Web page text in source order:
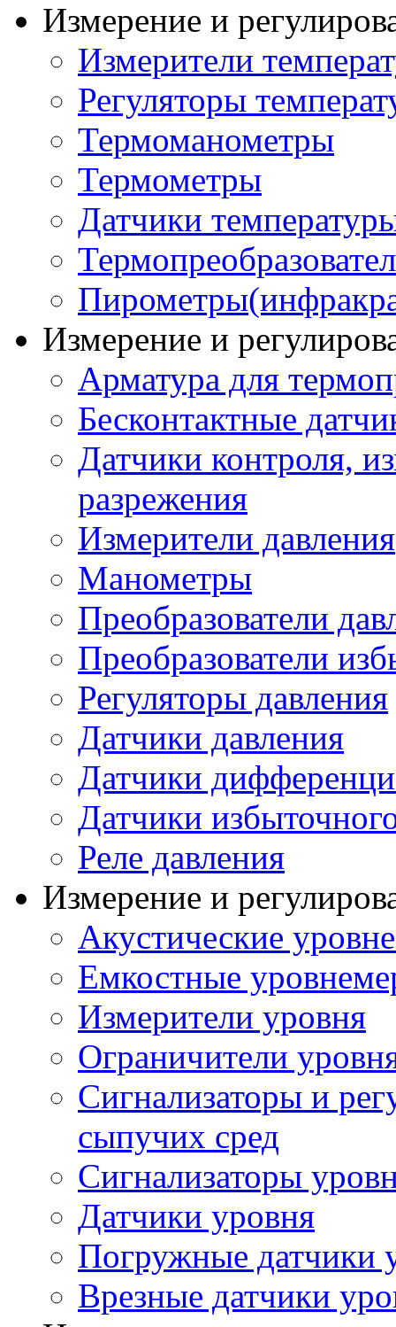
Измерение и
Измерители
Регуляторы
Термоманометры
Термометры
Датчики
Измерение и
Арматура для
Бесконтактные
Датчики контроля,
разрежения
Измерители давления
Манометры
Преобразователи
Преобразователи
Регуляторы давления
Датчики давления
Датчики
Датчики
Реле давления
Измерение и
Акустические
Емкостные
Измерители уровня
Ограничители
Сигнализаторы и
сыпучих сред
Сигнализаторы
Датчики уровня
Погружные датчики
Врезные датчики